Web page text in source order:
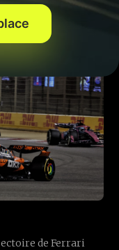
de Ferrari